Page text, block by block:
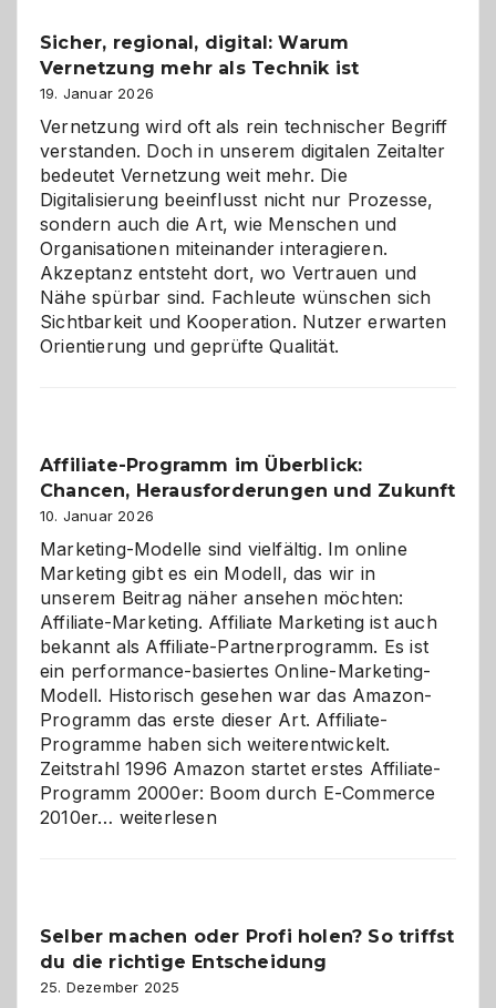
ein
dreifaches
Alaaf!
Sicher, regional, digital: Warum
Vernetzung mehr als Technik ist
19. Januar 2026
Vernetzung wird oft als rein technischer Begriff
verstanden. Doch in unserem digitalen Zeitalter
bedeutet Vernetzung weit mehr. Die
Digitalisierung beeinflusst nicht nur Prozesse,
sondern auch die Art, wie Menschen und
Organisationen miteinander interagieren.
Akzeptanz entsteht dort, wo Vertrauen und
Nähe spürbar sind. Fachleute wünschen sich
Sichtbarkeit und Kooperation. Nutzer erwarten
Orientierung und geprüfte Qualität.
Affiliate-Programm im Überblick:
Chancen, Herausforderungen und Zukunft
10. Januar 2026
Marketing-Modelle sind vielfältig. Im online
Marketing gibt es ein Modell, das wir in
unserem Beitrag näher ansehen möchten:
Affiliate-Marketing. Affiliate Marketing ist auch
bekannt als Affiliate-Partnerprogramm. Es ist
ein performance-basiertes Online-Marketing-
Modell. Historisch gesehen war das Amazon-
Programm das erste dieser Art. Affiliate-
Programme haben sich weiterentwickelt.
Zeitstrahl 1996 Amazon startet erstes Affiliate-
Programm 2000er: Boom durch E-Commerce
2010er… Affiliate-
Herausforderungen
und
Zukunft
weiterlesen
Selber machen oder Profi holen? So triffst
du die richtige Entscheidung
25. Dezember 2025